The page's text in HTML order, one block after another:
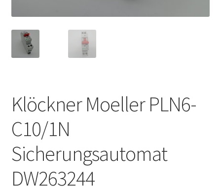
Klöckner Moeller PLN6-
C10/1N
Sicherungsautomat
DW263244